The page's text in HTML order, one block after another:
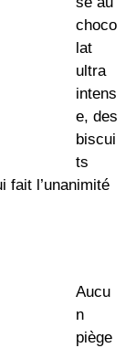
choco
lat
ultra
intens
e, des
biscui
ts
fait l’unanimité
Aucu
n
piège